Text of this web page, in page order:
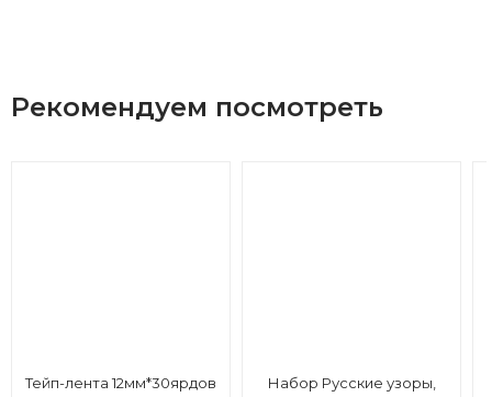
Рекомендуем посмотреть
Тейп-лента 12мм*30ярдов
Набор Русские узоры,